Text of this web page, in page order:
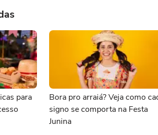
para
Bora pro arraiá? Veja como
signo se comporta na Festa
Junina